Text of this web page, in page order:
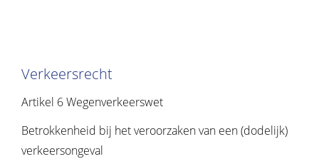
Verkeersrecht
Artikel 6 Wegenverkeerswet
Betrokkenheid bij het veroorzaken van een (dodelijk)
verkeersongeval